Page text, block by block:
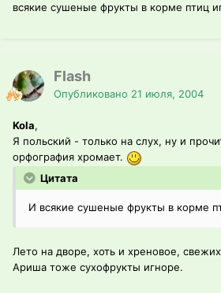
всякие сушеные фрукты в корме птиц
Flash
Опубликовано 21 июля, 2004
Kola,
Я польский - только на слух, ну и
орфография хромает.
Цитата
И всякие сушеные фрукты в корме
Лето на дворе, хоть и хреновое, свежих
Ариша тоже сухофрукты игноре.